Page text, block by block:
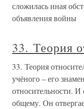
сложилась иная
объявления войны
33. Теория
33. Теория
учёного – его
относительности.
общему. Он